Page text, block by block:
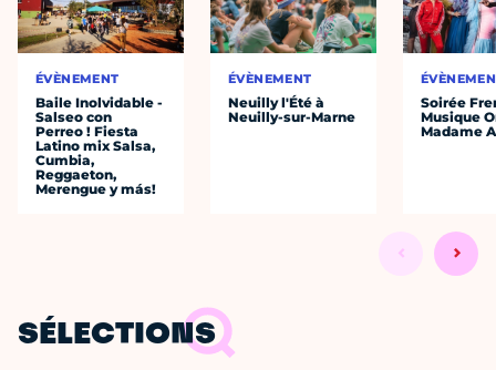
ÉVÈNEMENT
Baile Inolvidable -
Salseo con
Perreo ! Fiesta
Latino mix Salsa,
Cumbia,
Reggaeton,
Merengue y más!
ÉVÈNEMENT
Neuilly l'Été à
Neuilly-sur-Marne
Soirée
Musique
Madame
SÉLECTIONS